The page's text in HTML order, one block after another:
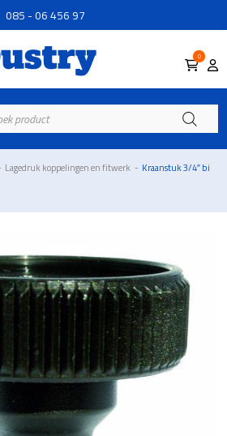
085 - 06 456 97
0
Lagedruk koppelingen en fitwerk - Kraanstuk 3/4″ bi